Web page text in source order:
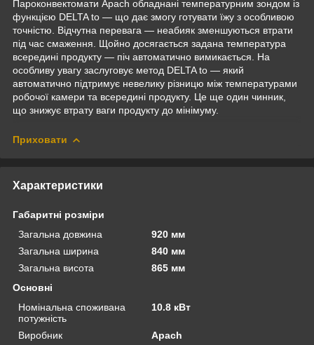
Пароконвектомати Apach обладнані температурним зондом із
функцією DELTA to — що дає змогу готувати їжу з особливою
точністю. Відчутна перевага — неабияк зменшуються втрати
під час смаження. Щойно досягається задана температура
всередині продукту — піч автоматично вимикається. На
особливу увагу заслуговує метод DELTA to — який
автоматично підтримує невелику різницю між температурами
робочої камери та всередині продукту. Це ще один чинник,
що знижує втрату ваги продукту до мінімуму.
Приховати
Характеристики
Габаритні розміри
Загальна довжина
920 мм
Загальна ширина
840 мм
Загальна висота
865 мм
Основні
Номінальна споживана
потужність
10.8 кВт
Виробник
Apach